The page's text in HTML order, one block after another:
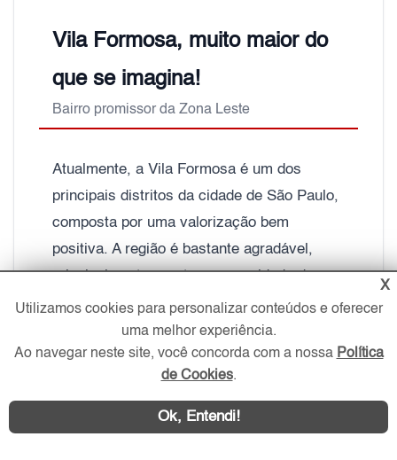
Vila Formosa, muito maior do
que se imagina!
Bairro promissor da Zona Leste
Atualmente, a Vila Formosa é um dos
principais distritos da cidade de São Paulo,
composta por uma valorização bem
positiva. A região é bastante agradável,
principalmente, por ter a capacidade de
receber e abrigar todos os públicos.
Quem já ouviu sobre a Vila Formosa e não
conhece o bairro muito bem só tem uma
cemitério da América Latina. Mas a Vila
X
Utilizamos cookies para personalizar conteúdos e oferecer
uma melhor experiência.
Ao navegar neste site, você concorda com a nossa Política
de Cookies.
Ok, Entendi!